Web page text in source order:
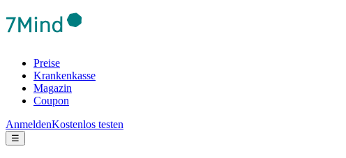
Preise
Krankenkasse
Magazin
Coupon
AnmeldenKostenlos testen
☰